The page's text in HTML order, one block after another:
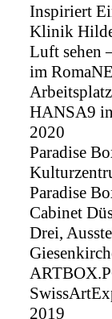
Inspiriert
Klinik
Luft sehen
im
HANSA9
2020
Paradise
Paradise
Cabinet
Drei,
2019